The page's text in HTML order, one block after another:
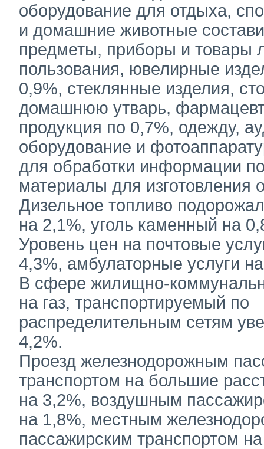
оборудование для отдыха,
и домашние животные
предметы, приборы и товары
пользования, ювелирные
0,9%, стеклянные изделия,
домашнюю утварь,
продукция по 0,7%, одежду,
оборудование и
для обработки информации
материалы для изготовления
Дизельное топливо
на 2,1%, уголь каменный на
Уровень цен на почтовые
4,3%, амбулаторные услуги
В сфере жилищно-
на газ, транспортируемый по
распределительным сетям
4,2%.
Проезд железнодорожным
транспортом на большие
на 3,2%, воздушным
на 1,8%, местным
пассажирским транспортом